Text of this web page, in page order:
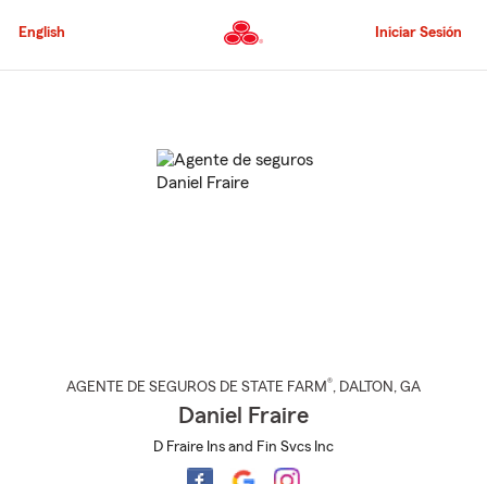
al
principal
English Iniciar Sesión
AGENTE DE SEGUROS DE STATE FARM®, DALTON , GA
Daniel Fraire
D Fraire Ins and Fin Svcs Inc